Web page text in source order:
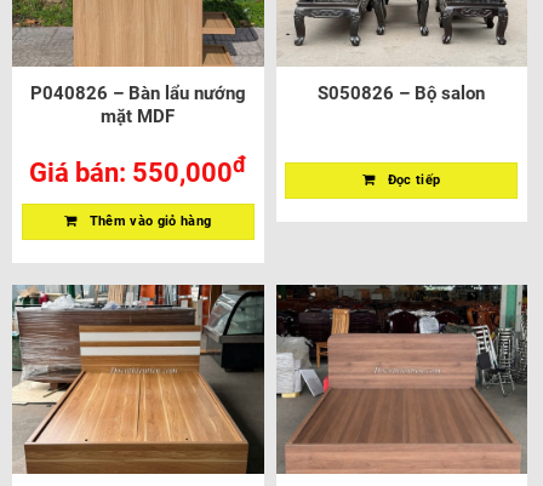
P040826 – Bàn lẩu nướng
mặt MDF
Giá bán: 550,000đ
Thêm vào giỏ hàng
S050826 – Bộ salon
Đọc tiếp